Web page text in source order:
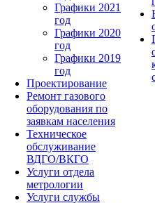
Графики 2021
год
Графики 2020
год
Графики 2019
год
Проектирование
Ремонт газового
оборудования по
заявкам населения
Техническое
обслуживание
ВДГО/ВКГО
Услуги отдела
метрологии
Услуги службы